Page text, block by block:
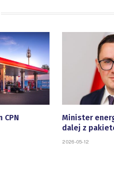
CPN
Minister
dalej z
2026-05-12